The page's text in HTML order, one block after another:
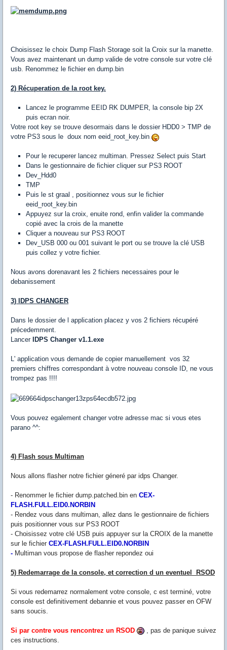
Choisissez le choix Dump Flash Storage soit la Croix sur la manette.
Vous avez maintenant un dump valide de votre console sur votre clé
usb. Renommez le fichier en dump.bin
2) Récuperation de la root key.
Lancez le programme EEID RK DUMPER, la console bip 2X
puis ecran noir.
Votre root key se trouve desormais dans le dossier HDD0 > TMP de
votre PS3 sous le doux nom eeid_root_key.bin
Pour le recuperer lancez multiman. Pressez Select puis Start
Dans le gestionnaire de fichier cliquer sur PS3 ROOT
Dev_Hdd0
TMP
Puis le st graal , positionnez vous sur le fichier
eeid_root_key.bin
Appuyez sur la croix, enuite rond, enfin valider la commande
copié avec la crois de la manette
Cliquer a nouveau sur PS3 ROOT
Dev_USB 000 ou 001 suivant le port ou se trouve la clé USB
puis collez y votre fichier.
Nous avons dorenavant les 2 fichiers necessaires pour le
debanissement
3) IDPS CHANGER
Dans le dossier de l application placez y vos 2 fichiers récupéré
précedemment.
Lancer IDPS Changer v1.1.exe
L' application vous demande de copier manuellement vos 32
premiers chiffres correspondant à votre nouveau console ID, ne vous
trompez pas !!!!
Vous pouvez egalement changer votre adresse mac si vous etes
parano ^^:
4) Flash sous Multiman
Nous allons flasher notre fichier géneré par idps Changer.
- Renommer le fichier dump.patched.bin en CEX-
FLASH.FULL.EID0.NORBIN
- Rendez vous dans multiman, allez dans le gestionnaire de fichiers
puis positionner vous sur PS3 ROOT
- Choisissez votre clé USB puis appuyer sur la CROIX de la manette
sur le fichier CEX-FLASH.FULL.EID0.NORBIN
- Multiman vous propose de flasher repondez oui
5) Redemarrage de la console, et correction d un eventuel RSOD
Si vous redemarrez normalement votre console, c est terminé, votre
console est definitivement debannie et vous pouvez passer en OFW
sans soucis.
Si par contre vous rencontrez un RSOD
, pas de panique suivez
ces instructions.